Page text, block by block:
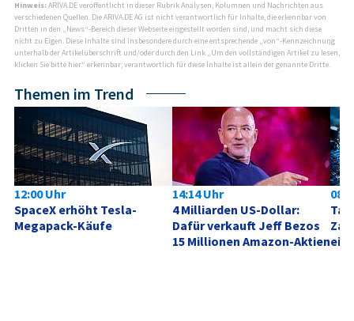
Hinweis:ARIVA.DE veröffentlicht in dieser Rubrik Analysen, Kolumnen und Nachrichten aus
verschiedenen Quellen. Die ARIVA.DE AG ist nicht verantwortlich für Inhalte, die erkennbar von
Dritten in den „News“-Bereich dieser Webseite eingestellt worden sind, und macht sich diese
nicht zu Eigen. Diese Inhalte sind insbesondere durch eine entsprechende „von“-Kennzeichnung
unterhalb der Artikelüberschrift und/oder durch den Link „Um den vollständigen Artikel zu lesen,
klicken Sie bitte hier.“ erkennbar; verantwortlich für diese Inhalte ist allein der genannte Dritte.
Themen im Trend
12:00 Uhr
SpaceX erhöht Tesla-
Megapack-Käufe
14:14 Uhr
4 Milliarden US-Dollar:
Dafür verkauft Jeff Bezos
15 Millionen Amazon-Aktien